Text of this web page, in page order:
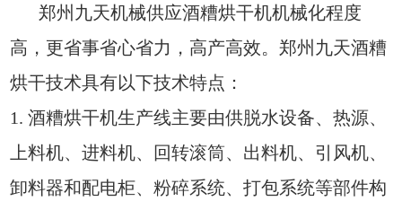
郑州九天机械供应酒糟烘干机机械化程度
高，更省事省心省力，高产高效。郑州九天酒糟
烘干技术具有以下技术特点：
1. 酒糟烘干机生产线主要由供脱水设备、热源、
上料机、进料机、回转滚筒、出料机、引风机、
卸料器和配电柜、粉碎系统、打包系统等部件构